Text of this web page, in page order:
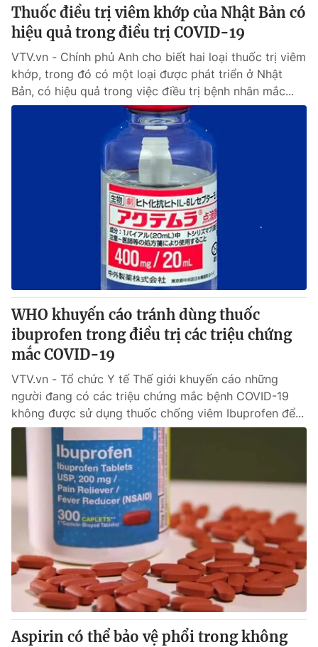
Thuốc điều trị viêm khớp của Nhật Bản có
hiệu quả trong điều trị COVID-19
VTV.vn - Chính phủ Anh cho biết hai loại thuốc trị viêm
khớp, trong đó có một loại được phát triển ở Nhật
Bản, có hiệu quả trong việc điều trị bệnh nhân mắc...
WHO khuyến cáo tránh dùng thuốc
ibuprofen trong điều trị các triệu chứng
mắc COVID-19
VTV.vn - Tổ chức Y tế Thế giới khuyến cáo những
người đang có các triệu chứng mắc bệnh COVID-19
không được sử dụng thuốc chống viêm Ibuprofen để...
Aspirin có thể bảo vệ phổi trong không